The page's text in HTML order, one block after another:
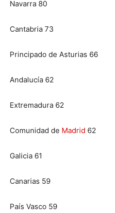
Navarra 80
Cantabria 73
Principado de Asturias 66
Andalucía 62
Extremadura 62
Comunidad de Madrid 62
Galicia 61
Canarias 59
País Vasco 59